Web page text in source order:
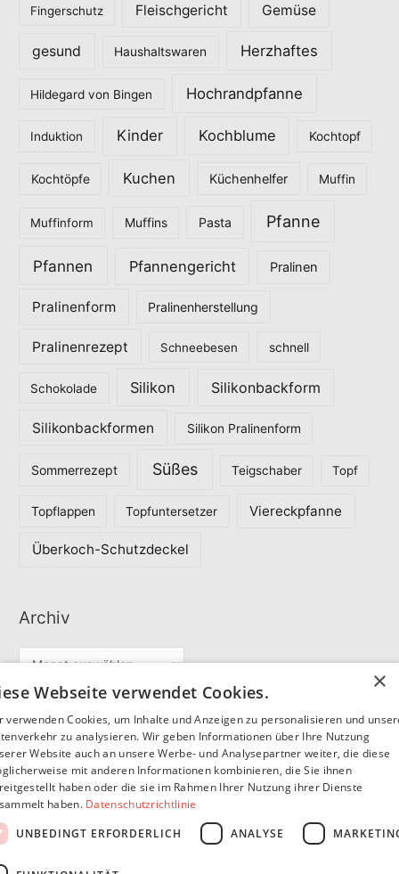
Fingerschutz Fleischgericht Gemüse
gesund Haushaltswaren Herzhaftes
Hildegard von Bingen Hochrandpfanne
Induktion Kinder Kochblume Kochtopf
Kochtöpfe Kuchen Küchenhelfer Muffin
Muffinform Muffins Pasta Pfanne
Pfannen Pfannengericht Pralinen
Pralinenform Pralinenherstellung
Pralinenrezept Schneebesen schnell
Schokolade Silikon Silikonbackform
Silikonbackformen Silikon Pralinenform
Sommerrezept Süßes Teigschaber Topf
Topflappen Topfuntersetzer Viereckpfanne
Überkoch-Schutzdeckel
Archiv
i
v
Partner
SommerSEO
×
Webseite verwendet Cookies.
verwenden Cookies, um Inhalte und Anzeigen zu personalisieren und
zu analysieren. Wir geben Informationen über Ihre Nutzung
Website auch an unsere Werbe- und Analysepartner weiter, die diese
mit anderen Informationen kombinieren, die Sie ihnen
haben oder die sie im Rahmen Ihrer Nutzung ihrer Dienste
haben. Datenschutzrichtlinie
UNBEDINGT ERFORDERLICH
ANALYSE